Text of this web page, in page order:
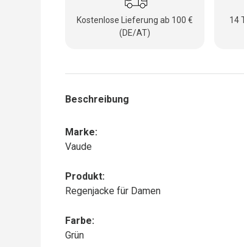
Kostenlose Lieferung ab 100 €
(DE/AT)
14
Beschreibung
Marke:
Vaude
Produkt:
Regenjacke für Damen
Farbe:
Grün